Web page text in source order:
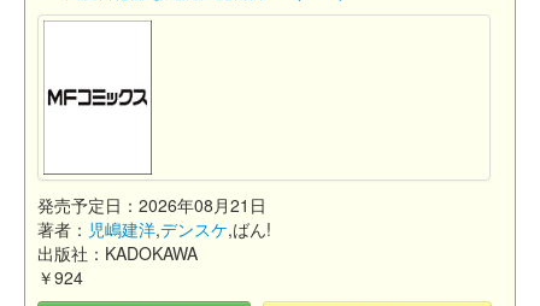
発売予定日：2026年08月21日
著者： 児嶋建洋,デンスケ,ばん!
出版社：KADOKAWA
￥924